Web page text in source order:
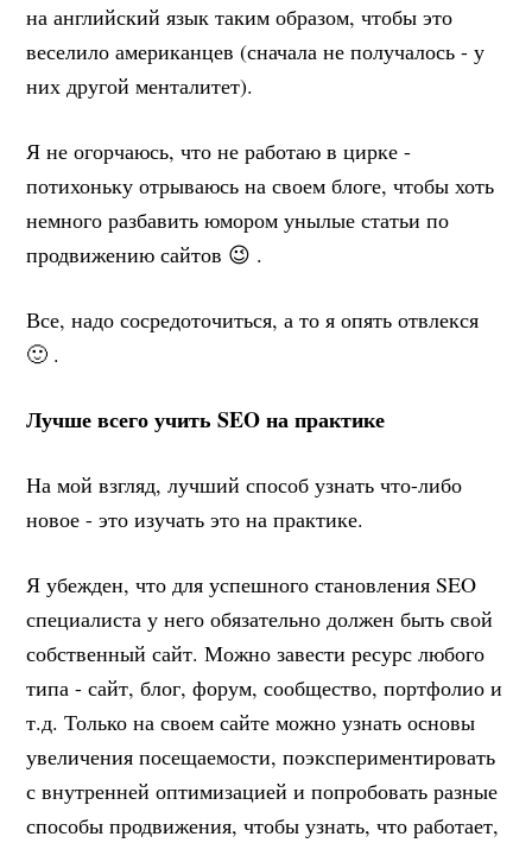
на английский язык таким образом, чтобы это
веселило американцев (сначала не получалось - у
них другой менталитет).
Я не огорчаюсь, что не работаю в цирке -
потихоньку отрываюсь на своем блоге, чтобы хоть
немного разбавить юмором унылые статьи по
продвижению сайтов 😉 .
Все, надо сосредоточиться, а то я опять отвлекся
🙂 .
Лучше всего учить SEO на практике
На мой взгляд, лучший способ узнать что-либо
новое - это изучать это на практике.
Я убежден, что для успешного становления SEO
специалиста у него обязательно должен быть свой
собственный сайт. Можно завести ресурс любого
типа - сайт, блог, форум, сообщество, портфолио и
т.д. Только на своем сайте можно узнать основы
увеличения посещаемости, поэкспериментировать
с внутренней оптимизацией и попробовать разные
способы продвижения, чтобы узнать, что работает,